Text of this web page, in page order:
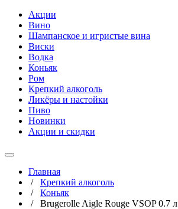
Акции
Вино
Шампанское и игристые вина
Виски
Водка
Коньяк
Ром
Крепкий алкоголь
Ликёры и настойки
Пиво
Новинки
Акции и скидки
Главная
/ Крепкий алкоголь
/ Коньяк
/ Brugerolle Aigle Rouge VSOP 0.7 л